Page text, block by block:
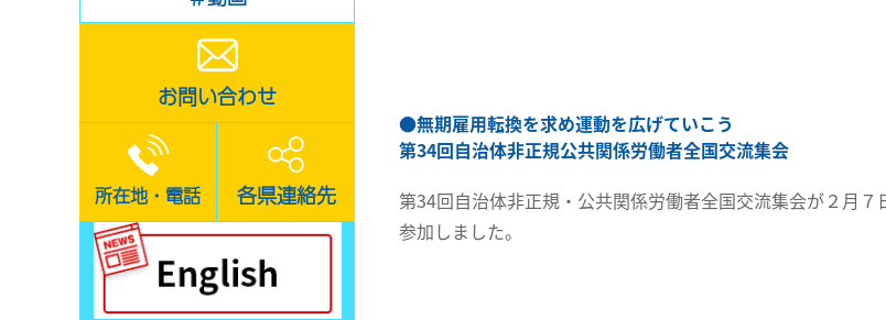
お問い合わせ
所在地・電話 各県連絡先
●無期雇用転換を求め運動を広げていこう
第34回自治体非正規公共関係労働者全国交流集会
第34回自治体非正規・公共関係労働者全国交流集会が２月
参加しました。